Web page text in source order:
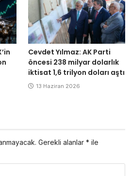
Cevdet Yılmaz: AK Parti
öncesi 238 milyar dolarlık
iktisat 1,6 trilyon doları aştı
13 Haziran 2026
Gerekli alanlar * ile